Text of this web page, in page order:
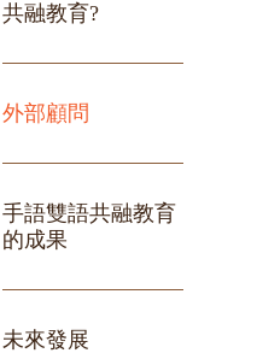
共融教育?
外部顧問
手語雙語共融教育
的成果
未來發展